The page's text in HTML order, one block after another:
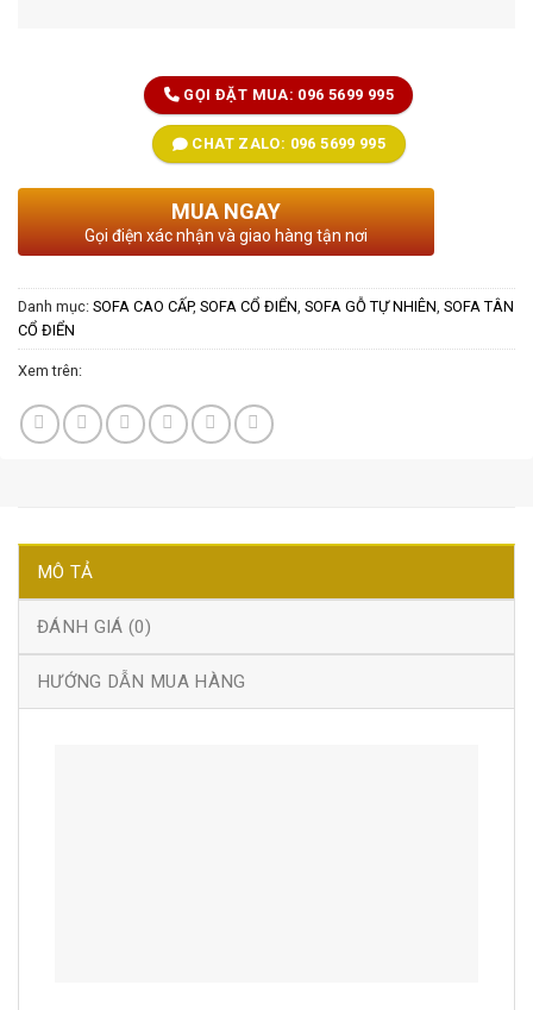
GỌI ĐẶT MUA: 096 5699 995
CHAT ZALO: 096 5699 995
MUA NGAY
Gọi điện xác nhận và giao hàng tận nơi
Danh mục: SOFA CAO CẤP, SOFA CỔ ĐIỂN, SOFA GỖ TỰ NHIÊN, SOFA TÂN
CỔ ĐIỂN
Xem trên:
MÔ TẢ
ĐÁNH GIÁ (0)
HƯỚNG DẪN MUA HÀNG